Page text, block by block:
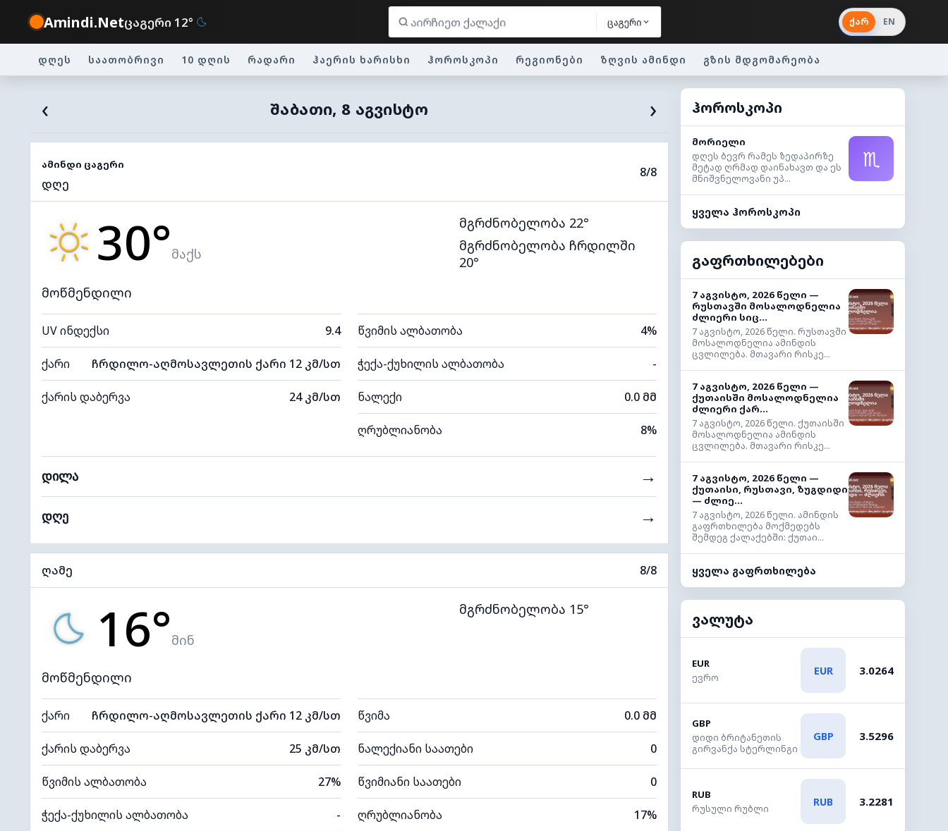
Amindi.Netცაგერი 12° ცაგერი ქარ EN
დღეს საათობრივი 10 დღის რადარი ჰაერის ხარისხი ჰოროსკოპი რეგიონები ზღვის ამინდი გზის მდგომარეობა
‹ ᲨᲐᲑᲐᲗᲘ, 8 ᲐᲒᲕᲘᲡᲢᲝ ›
ამინდი ცაგერი
დღე
8/8
30°მაქს
მგრძნობელობა 22°
მგრძნობელობა ჩრდილში
20°
მოწმენდილი
UV ინდექსი 9.4
ქარი ჩრდილო-აღმოსავლეთის ქარი 12 კმ/სთ
ქარის დაბერვა 24 კმ/სთ
წვიმის ალბათობა 4%
ჭექა-ქუხილის ალბათობა -
ნალექი 0.0 მმ
ღრუბლიანობა 8%
დილა →
დღე →
ღამე 8/8
16°მინ
მგრძნობელობა 15°
მოწმენდილი
ქარი ჩრდილო-აღმოსავლეთის ქარი 12 კმ/სთ
ქარის დაბერვა 25 კმ/სთ
წვიმის ალბათობა 27%
ჭექა-ქუხილის ალბათობა -
წვიმა 0.0 მმ
ნალექიანი საათები 0
წვიმიანი საათები 0
ღრუბლიანობა 17%
ჰოროსკოპი
მორიელი
დღეს ბევრ რამეს ზედაპირზე
მეტად ღრმად დაინახავთ და ეს
მნიშვნელოვანი უპ...
♏
ყველა ჰოროსკოპი
გაფრთხილებები
7 აგვისტო, 2026 წელი —
რუსთავში მოსალოდნელია
ძლიერი სიც...
7 აგვისტო, 2026 წელი. რუსთავში
მოსალოდნელია ამინდის
ცვლილება. მთავარი რისკე...
7 აგვისტო, 2026 წელი —
ქუთაისში მოსალოდნელია
ძლიერი ქარ...
7 აგვისტო, 2026 წელი. ქუთაისში
მოსალოდნელია ამინდის
ცვლილება. მთავარი რისკე...
7 აგვისტო, 2026 წელი —
ქუთაისი, რუსთავი, ზუგდიდი
— ძლიე...
7 აგვისტო, 2026 წელი. ამინდის
გაფრთხილება მოქმედებს
შემდეგ ქალაქებში: ქუთაი...
ყველა გაფრთხილება
ვალუტა
EUR
ევრო
EUR 3.0264
GBP
დიდი ბრიტანეთის
გირვანქა სტერლინგი
GBP 3.5296
RUB
რუსული რუბლი
RUB 3.2281